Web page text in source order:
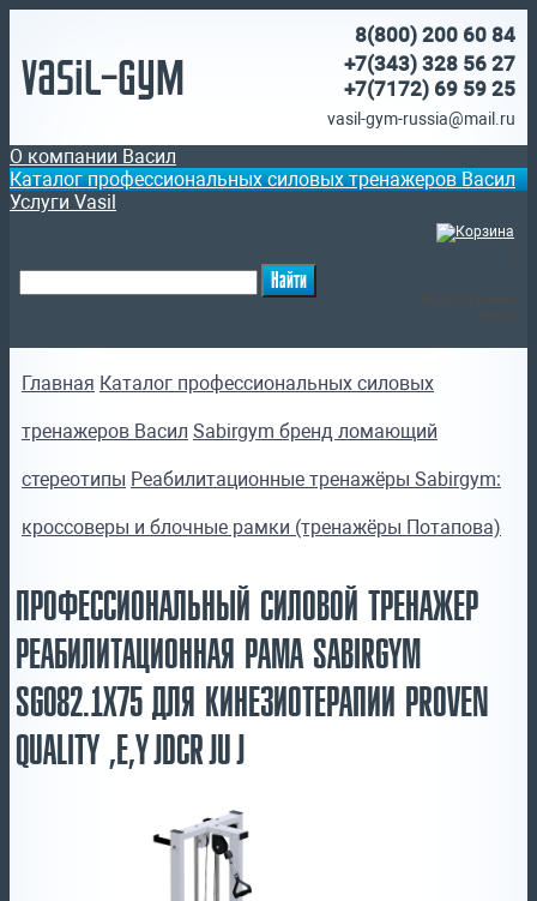
Vasil-Gym
8(800) 200 60 84
+7(343) 328 56 27
+7(7172) 69 59 25
vasil-gym-russia@mail.ru
О компании Васил
Каталог профессиональных силовых тренажеров Васил
Услуги Vasil
Главная Каталог профессиональных силовых
тренажеров Васил Sabirgym бренд ломающий
стереотипы Реабилитационные тренажёры Sabirgym:
кроссоверы и блочные рамки (тренажёры Потапова)
ПРОФЕССИОНАЛЬНЫЙ СИЛОВОЙ ТРЕНАЖЕР
РЕАБИЛИТАЦИОННАЯ РАМА SABIRGYM
SG082.1Х75 ДЛЯ КИНЕЗИОТЕРАПИИ PROVEN
QUALITY ,E,YJDCRJUJ